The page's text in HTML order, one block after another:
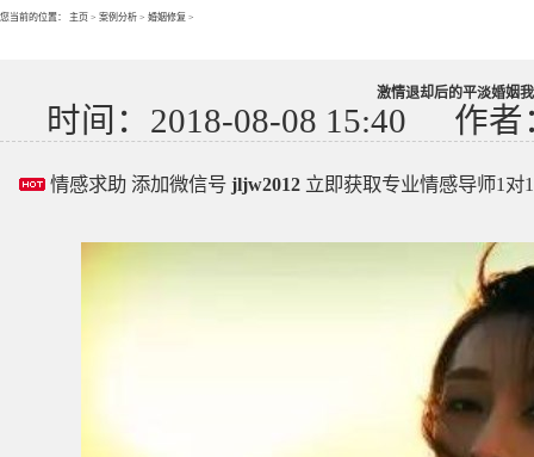
您当前的位置： 主页 > 案例分析 > 婚姻修复 >
激情退却后的平淡婚姻
时间：2018-08-08 15:40 作者
情感求助 添加微信号 jljw2012 立即获取专业情感导师1对